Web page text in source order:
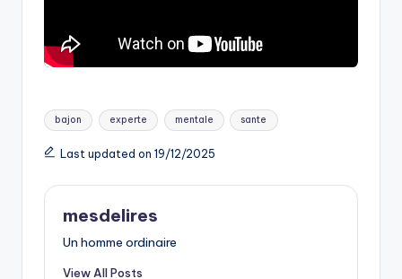
Tags:
bajon experte mentale sante
Last updated on 19/12/2025
mesdelires
Un homme ordinaire
View All Posts